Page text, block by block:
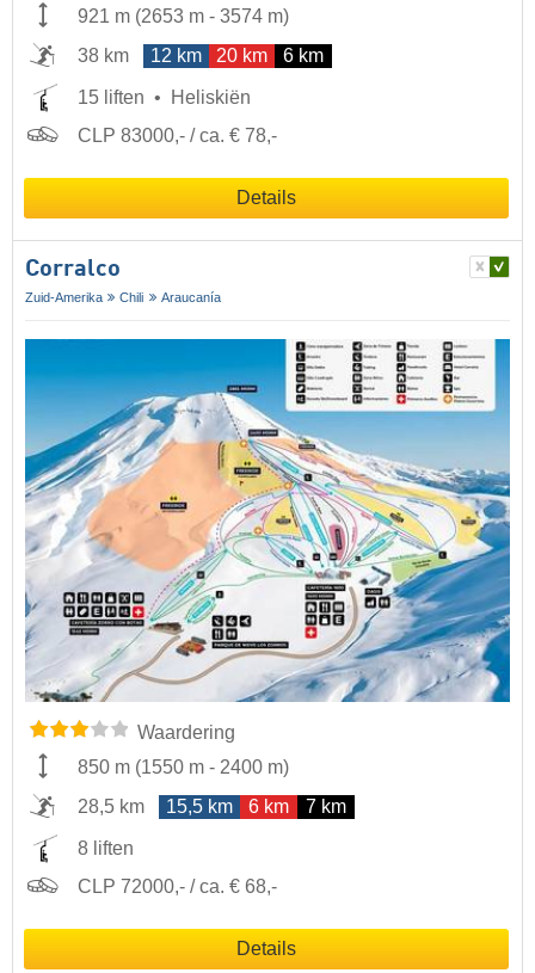
921 m (2653 m - 3574 m)
38 km
12 km 20 km 6 km
15 liften
Heliskiën
CLP 83000,- / ca. € 78,-
Details
Corralco
Zuid-Amerika Chili Araucanía
Waardering
850 m (1550 m - 2400 m)
28,5 km
15,5 km 6 km 7 km
8 liften
CLP 72000,- / ca. € 68,-
Details